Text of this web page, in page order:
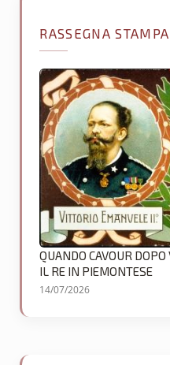
RASSEGNA STAMPA
QUANDO CAVOUR
IL RE IN PIEMONTESE
14/07/2026